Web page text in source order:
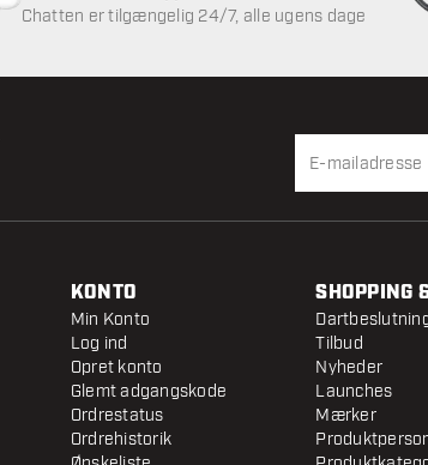
Chatten er tilgængelig 24/7, alle ugens dage
KONTO
Min Konto
Log ind
Opret konto
Glemt adgangskode
Ordrestatus
Ordrehistorik
SHOPPING
Tilbud
Nyheder
Launches
Mærker